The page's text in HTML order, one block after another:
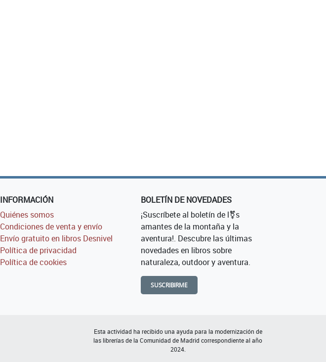
INFORMACIÓN
Quiénes somos
Condiciones de venta y envío
Envío gratuito en libros Desnivel
Política de privacidad
Política de cookies
BOLETÍN DE NOVEDADES
¡Suscríbete al boletín de l⚧s
amantes de la montaña y la
aventura!. Descubre las últimas
novedades en libros sobre
naturaleza, outdoor y aventura.
SUSCRIBIRME
Esta actividad ha recibido una ayuda para la modernización de
las librerías de la Comunidad de Madrid correspondiente al año
2024.